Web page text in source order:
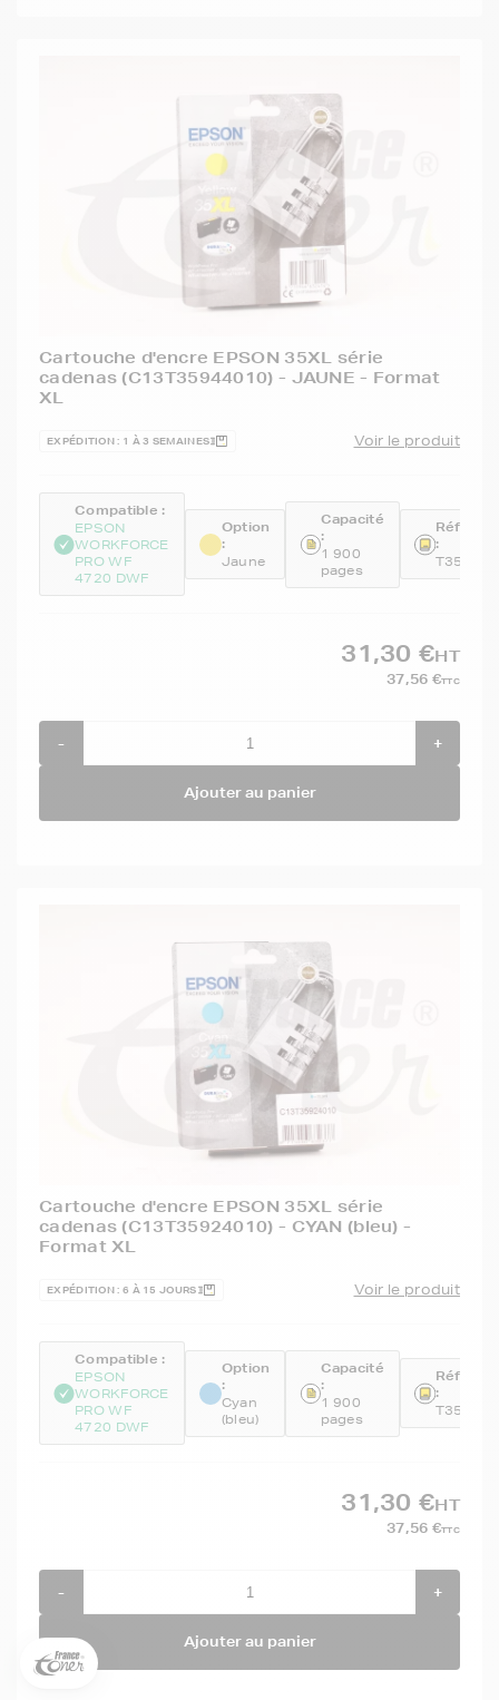
Cartouche d'encre EPSON 35XL série
cadenas (C13T35944010) - JAUNE - Format
XL
EXPÉDITION : 1 À 3 SEMAINES Voir le produit
Compatible :
EPSON
WORKFORCE
PRO WF
4720 DWF
Option
:
Jaune
Capacité
:
1 900
pages
:
T3594
31,30 €HT
37,56 €TTC
- +
Ajouter au panier
Cartouche d'encre EPSON 35XL série
cadenas (C13T35924010) - CYAN (bleu) -
Format XL
EXPÉDITION : 6 À 15 JOURS Voir le produit
Compatible :
EPSON
WORKFORCE
PRO WF
4720 DWF
Option
:
Cyan
(bleu)
Capacité
:
1 900
pages
:
T3592
31,30 €HT
37,56 €TTC
- +
Ajouter au panier
5€
bénéficiez immédiatementd’une remise de 5€
commande * !